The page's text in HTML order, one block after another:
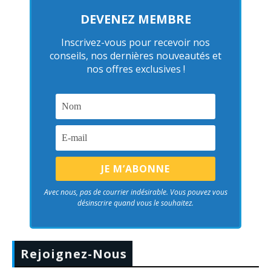
DEVENEZ MEMBRE
Inscrivez-vous pour recevoir nos
conseils, nos dernières nouveautés et
nos offres exclusives !
Avec nous, pas de courrier indésirable. Vous pouvez vous
désinscrire quand vous le souhaitez.
Rejoignez-Nous